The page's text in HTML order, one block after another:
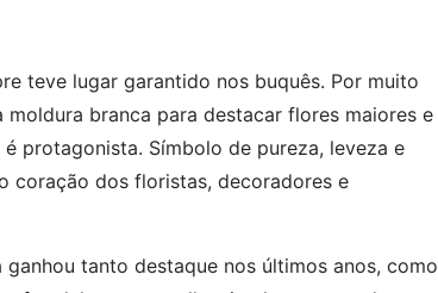
teve lugar garantido nos buquês. Por muito
branca para destacar flores maiores e
protagonista. Símbolo de pureza, leveza e
coração dos floristas, decoradores e
tanto destaque nos últimos anos, como